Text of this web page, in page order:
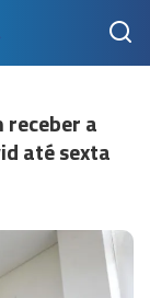
receber a
até sexta